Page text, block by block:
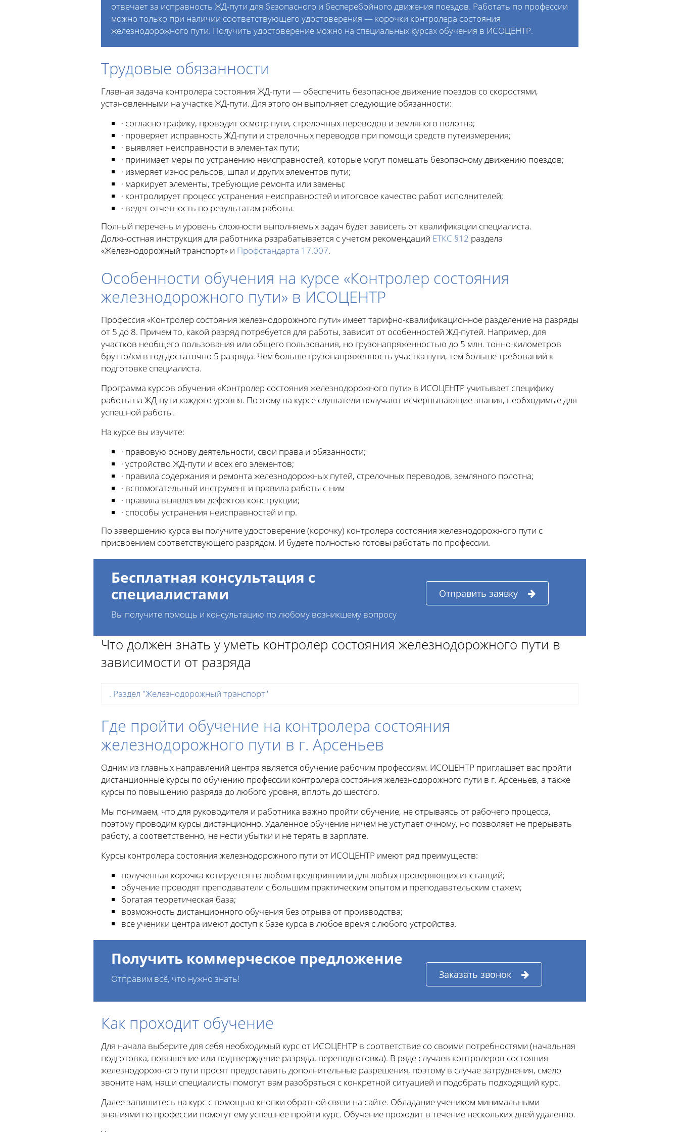
отвечает за исправность ЖД-пути для безопасного и бесперебойного движения поездов. Работать по профессии
можно только при наличии соответствующего удостоверения — корочки контролера состояния
железнодорожного пути. Получить удостоверение можно на специальных курсах обучения в ИСОЦЕНТР.
Трудовые обязанности
Главная задача контролера состояния ЖД-пути — обеспечить безопасное движение поездов со скоростями,
установленными на участке ЖД-пути. Для этого он выполняет следующие обязанности:
· согласно графику, проводит осмотр пути, стрелочных переводов и земляного полотна;
· проверяет исправность ЖД-пути и стрелочных переводов при помощи средств путеизмерения;
· выявляет неисправности в элементах пути;
· принимает меры по устранению неисправностей, которые могут помешать безопасному движению поездов;
· измеряет износ рельсов, шпал и других элементов пути;
· маркирует элементы, требующие ремонта или замены;
· контролирует процесс устранения неисправностей и итоговое качество работ исполнителей;
· ведет отчетность по результатам работы.
Полный перечень и уровень сложности выполняемых задач будет зависеть от квалификации специалиста.
Должностная инструкция для работника разрабатывается с учетом рекомендаций ЕТКС §12 раздела
«Железнодорожный транспорт» и Профстандарта 17.007.
Особенности обучения на курсе «Контролер состояния
железнодорожного пути» в ИСОЦЕНТР
Профессия «Контролер состояния железнодорожного пути» имеет тарифно-квалификационное разделение на разряды
от 5 до 8. Причем то, какой разряд потребуется для работы, зависит от особенностей ЖД-путей. Например, для
участков необщего пользования или общего пользования, но грузонапряженностью до 5 млн. тонно-километров
брутто/км в год достаточно 5 разряда. Чем больше грузонапряженность участка пути, тем больше требований к
подготовке специалиста.
Программа курсов обучения «Контролер состояния железнодорожного пути» в ИСОЦЕНТР учитывает специфику
работы на ЖД-пути каждого уровня. Поэтому на курсе слушатели получают исчерпывающие знания, необходимые для
успешной работы.
На курсе вы изучите:
· правовую основу деятельности, свои права и обязанности;
· устройство ЖД-пути и всех его элементов;
· правила содержания и ремонта железнодорожных путей, стрелочных переводов, земляного полотна;
· вспомогательный инструмент и правила работы с ним
· правила выявления дефектов конструкции;
· способы устранения неисправностей и пр.
По завершению курса вы получите удостоверение (корочку) контролера состояния железнодорожного пути с
присвоением соответствующего разрядом. И будете полностью готовы работать по профессии.
Бесплатная консультация с
специалистами
Вы получите помощь и консультацию по любому возникшему вопросу
Отправить заявку
Что должен знать у уметь контролер состояния железнодорожного пути в
зависимости от разряда
. Раздел "Железнодорожный транспорт"
Где пройти обучение на контролера состояния
железнодорожного пути в г. Арсеньев
Одним из главных направлений центра является обучение рабочим профессиям. ИСОЦЕНТР приглашает вас пройти
дистанционные курсы по обучению профессии контролера состояния железнодорожного пути в г. Арсеньев, а также
курсы по повышению разряда до любого уровня, вплоть до шестого.
Мы понимаем, что для руководителя и работника важно пройти обучение, не отрываясь от рабочего процесса,
поэтому проводим курсы дистанционно. Удаленное обучение ничем не уступает очному, но позволяет не прерывать
работу, а соответственно, не нести убытки и не терять в зарплате.
Курсы контролера состояния железнодорожного пути от ИСОЦЕНТР имеют ряд преимуществ:
полученная корочка котируется на любом предприятии и для любых проверяющих инстанций;
обучение проводят преподаватели с большим практическим опытом и преподавательским стажем;
богатая теоретическая база;
возможность дистанционного обучения без отрыва от производства;
все ученики центра имеют доступ к базе курса в любое время с любого устройства.
Получить коммерческое предложение
Отправим всё, что нужно знать! Заказать звонок
Как проходит обучение
Для начала выберите для себя необходимый курс от ИСОЦЕНТР в соответствие со своими потребностями (начальная
подготовка, повышение или подтверждение разряда, переподготовка). В ряде случаев контролеров состояния
железнодорожного пути просят предоставить дополнительные разрешения, поэтому в случае затруднения, смело
звоните нам, наши специалисты помогут вам разобраться с конкретной ситуацией и подобрать подходящий курс.
Далее запишитесь на курс с помощью кнопки обратной связи на сайте. Обладание учеником минимальными
знаниями по профессии помогут ему успешнее пройти курс. Обучение проходит в течение нескольких дней удаленно.